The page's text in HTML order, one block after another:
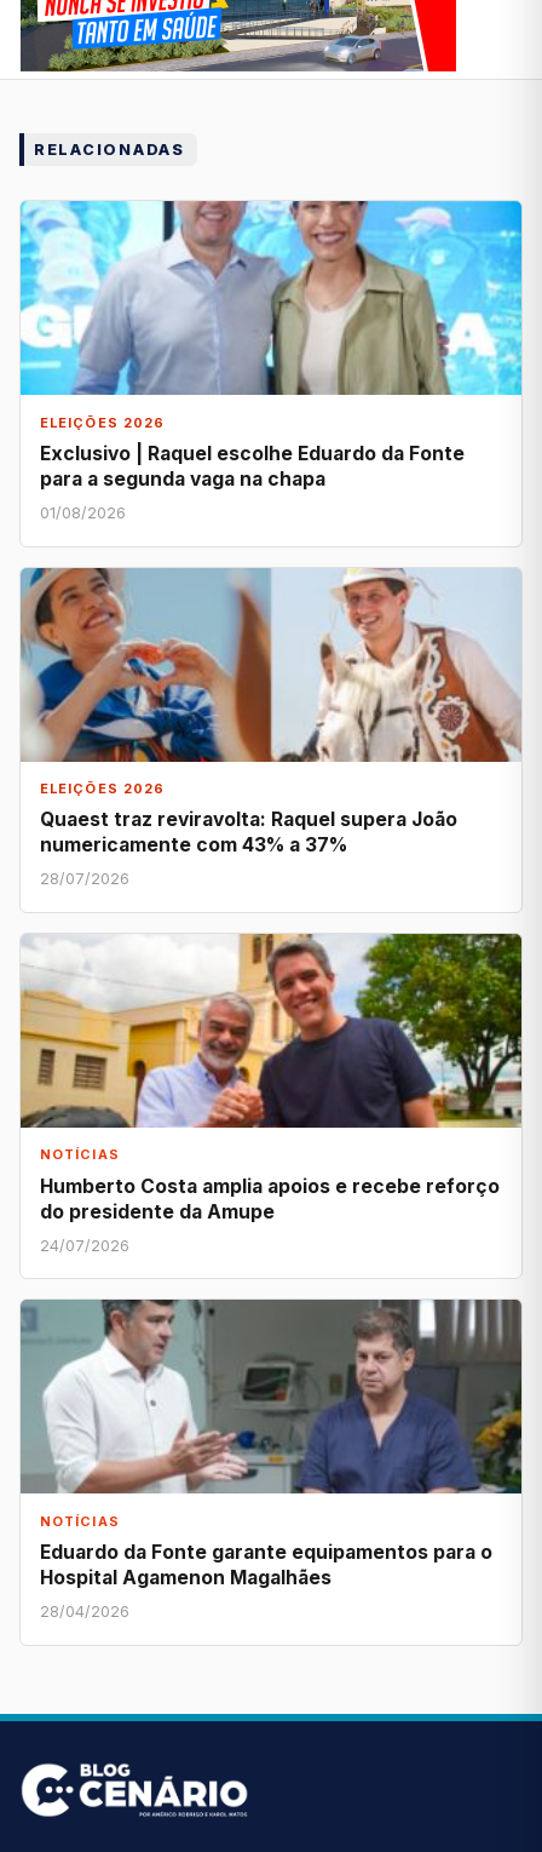
RELACIONADAS
ELEIÇÕES 2026
Exclusivo | Raquel escolhe Eduardo da Fonte
para a segunda vaga na chapa
01/08/2026
ELEIÇÕES 2026
Quaest traz reviravolta: Raquel supera João
numericamente com 43% a 37%
28/07/2026
NOTÍCIAS
Humberto Costa amplia apoios e recebe reforço
do presidente da Amupe
24/07/2026
NOTÍCIAS
Eduardo da Fonte garante equipamentos para o
Hospital Agamenon Magalhães
28/04/2026